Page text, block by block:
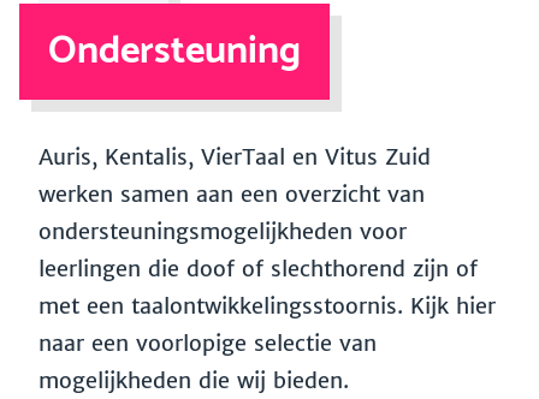
Ondersteuning
Auris, Kentalis, VierTaal en Vitus Zuid
werken samen aan een overzicht van
ondersteuningsmogelijkheden voor
leerlingen die doof of slechthorend zijn of
met een taalontwikkelingsstoornis. Kijk hier
naar een voorlopige selectie van
mogelijkheden die wij bieden.